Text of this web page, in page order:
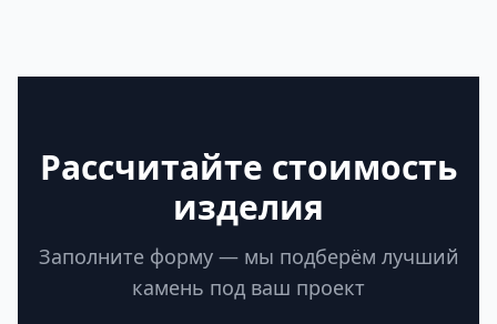
Рассчитайте стоимость
изделия
Заполните форму — мы подберём лучший
камень под ваш проект